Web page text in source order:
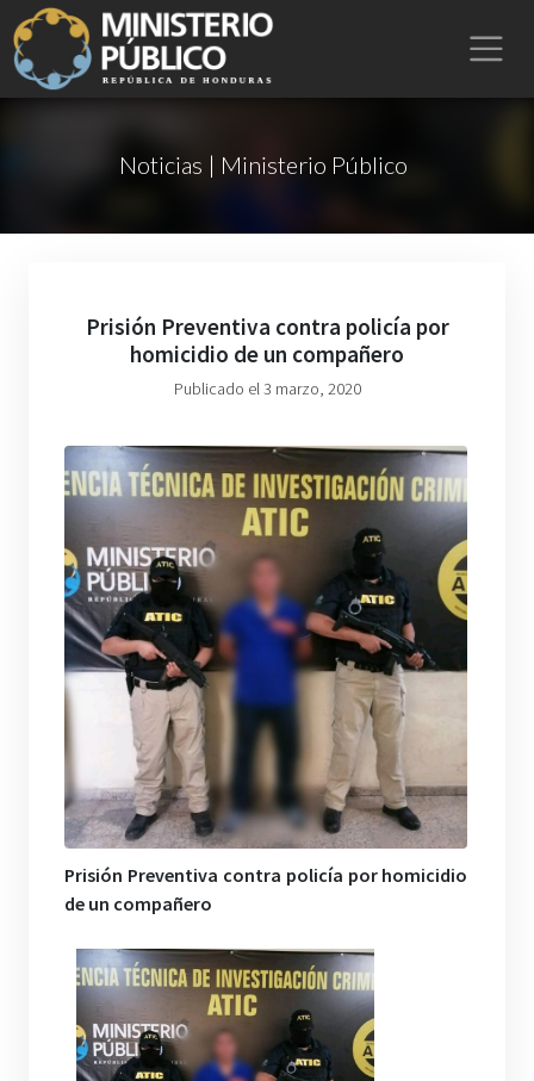
Noticias | Ministerio Público
Prisión Preventiva contra policía por
homicidio de un compañero
Publicado el 3 marzo, 2020
Prisión Preventiva contra policía por homicidio
de un compañero